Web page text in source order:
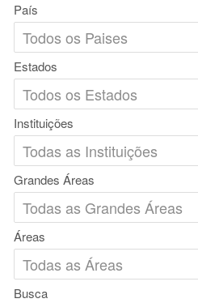
País
Estados
Instituições
Grandes Áreas
Áreas
Busca